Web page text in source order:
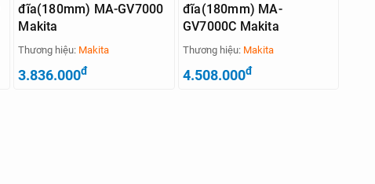
đĩa(180mm) MA-GV7000
Makita
Thương hiệu: Makita
3.836.000đ
đĩa(180mm) MA-
GV7000C Makita
Thương hiệu: Makita
4.508.000đ